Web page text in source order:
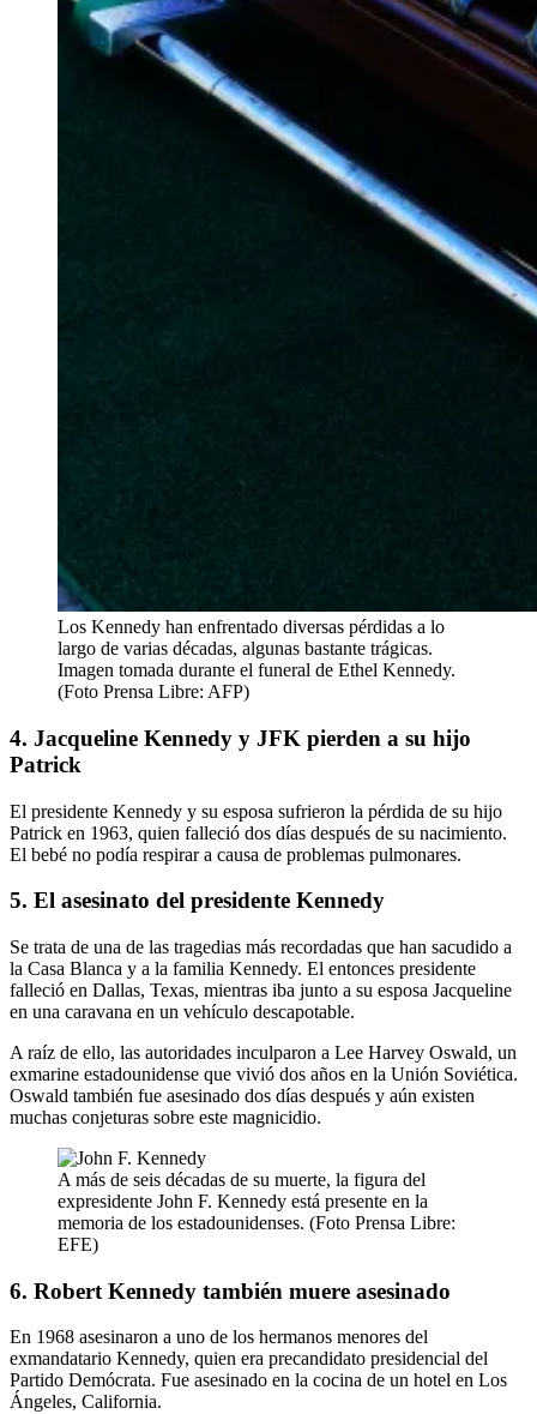
Los Kennedy han enfrentado diversas pérdidas a lo
largo de varias décadas, algunas bastante trágicas.
Imagen tomada durante el funeral de Ethel Kennedy.
(Foto Prensa Libre: AFP)
4. Jacqueline Kennedy y JFK pierden a su hijo
Patrick
El presidente Kennedy y su esposa sufrieron la pérdida de su hijo
Patrick en 1963, quien falleció dos días después de su nacimiento.
El bebé no podía respirar a causa de problemas pulmonares.
5. El asesinato del presidente Kennedy
Se trata de una de las tragedias más recordadas que han sacudido a
la Casa Blanca y a la familia Kennedy. El entonces presidente
falleció en Dallas, Texas, mientras iba junto a su esposa Jacqueline
en una caravana en un vehículo descapotable.
A raíz de ello, las autoridades inculparon a Lee Harvey Oswald, un
exmarine estadounidense que vivió dos años en la Unión Soviética.
Oswald también fue asesinado dos días después y aún existen
muchas conjeturas sobre este magnicidio.
A más de seis décadas de su muerte, la figura del
expresidente John F. Kennedy está presente en la
memoria de los estadounidenses. (Foto Prensa Libre:
EFE)
6. Robert Kennedy también muere asesinado
En 1968 asesinaron a uno de los hermanos menores del
exmandatario Kennedy, quien era precandidato presidencial del
Partido Demócrata. Fue asesinado en la cocina de un hotel en Los
Ángeles, California.